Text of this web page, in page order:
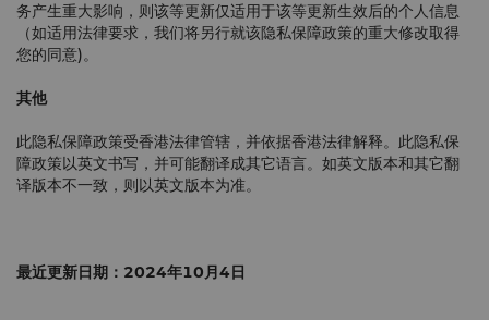
务产生重大影响，则该等更新仅适用于该等更新生效后的个人信息
（如适用法律要求，我们将另行就该隐私保障政策的重大修改取得
您的同意)。
其他
此隐私保障政策受香港法律管辖，并依据香港法律解释。此隐私保
障政策以英文书写，并可能翻译成其它语言。如英文版本和其它翻
译版本不一致，则以英文版本为准。
最近更新日期： 2024年10月4日